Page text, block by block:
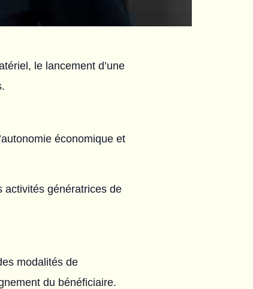
le lancement d’une
économique et
activités génératrices de
modalités de
du bénéficiaire.